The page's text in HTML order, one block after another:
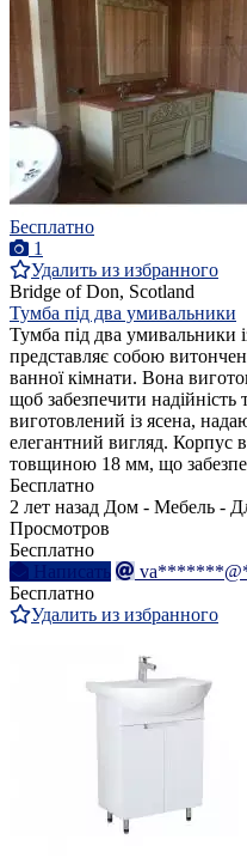
Бесплатно
1
Удалить из избранного
Bridge of Don, Scotland
Тумба під два умивальники
Тумба під два умивальники
представляє собою
ванної кімнати. Вона
щоб забезпечити надійність
виготовлений із ясена,
елегантний вигляд. Корпус
товщиною 18 мм, що
Бесплатно
2 лет назад Дом - Мебель -
Просмотров
Бесплатно
Написать
Бесплатно
Удалить из избранного